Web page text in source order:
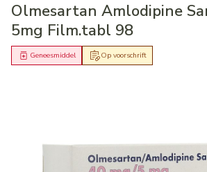
Olmesartan Amlodipine
5mg Film.tabl 98
Op voorschrift
Geneesmiddel